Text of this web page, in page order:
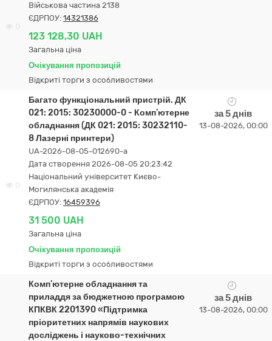
Військова частина 2138
ЄДРПОУ: 14321386
123 128,30 UAH
Загальна ціна
Очікування пропозицій
Відкриті торги з особливостями
0
Багато функціональний пристрій. ДК
021: 2015: 30230000-0 - Комп’ютерне
обладнання (ДК 021: 2015: 30232110-
8 Лазерні принтери)
UA-2026-08-05-012690-a
Дата створення 2026-08-05 20:23:42
Національний університет Києво-
Могилянська академія
ЄДРПОУ: 16459396
31 500 UAH
Загальна ціна
Очікування пропозицій
Відкриті торги з особливостями
за 5 днів
13-08-2026, 00:00
Комп’ютерне обладнання та
приладдя за бюджетною програмою
КПКВК 2201390 «Підтримка
пріоритетних напрямів наукових
досліджень і науково-технічних
за 5 днів
13-08-2026, 00:00